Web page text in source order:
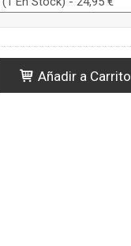
Añadir a Carrito